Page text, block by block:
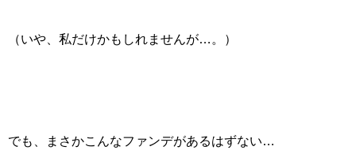
（いや、私だけかもしれませんが…。）
でも、まさかこんなファンデがあるはずない…